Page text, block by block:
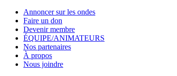
Annoncer sur les ondes
Faire un don
Devenir membre
ÉQUIPE/ANIMATEURS
Nos partenaires
À propos
Nous joindre